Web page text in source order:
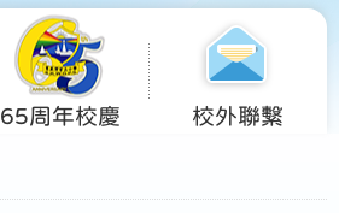
65周年校慶 校外聯繫